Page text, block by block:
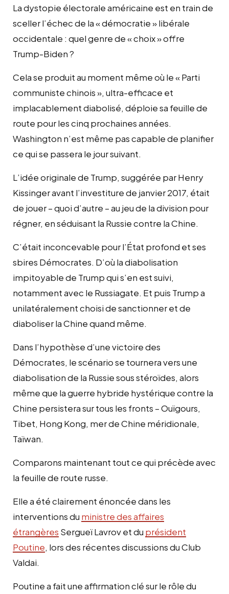
La dystopie électorale américaine est en train de
sceller l’échec de la « démocratie » libérale
occidentale : quel genre de « choix » offre
Trump-Biden ?
Cela se produit au moment même où le « Parti
communiste chinois », ultra-efficace et
implacablement diabolisé, déploie sa feuille de
route pour les cinq prochaines années.
Washington n’est même pas capable de planifier
ce qui se passera le jour suivant.
L’idée originale de Trump, suggérée par Henry
Kissinger avant l’investiture de janvier 2017, était
de jouer – quoi d’autre – au jeu de la division pour
régner, en séduisant la Russie contre la Chine.
C’était inconcevable pour l’État profond et ses
sbires Démocrates. D’où la diabolisation
impitoyable de Trump qui s’en est suivi,
notamment avec le Russiagate. Et puis Trump a
unilatéralement choisi de sanctionner et de
diaboliser la Chine quand même.
Dans l’hypothèse d’une victoire des
Démocrates, le scénario se tournera vers une
diabolisation de la Russie sous stéroïdes, alors
même que la guerre hybride hystérique contre la
Chine persistera sur tous les fronts – Ouïgours,
Tibet, Hong Kong, mer de Chine méridionale,
Taïwan.
Comparons maintenant tout ce qui précède avec
la feuille de route russe.
Elle a été clairement énoncée dans les
interventions du ministre des affaires
étrangères Sergueï Lavrov et du président
Poutine, lors des récentes discussions du Club
Valdai.
Poutine a fait une affirmation clé sur le rôle du